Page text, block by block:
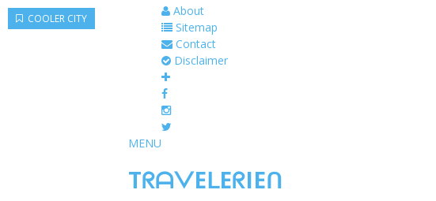
About
Sitemap
Contact
Disclaimer
MENU
TᖇᗩᐯEᒪEᖇIEᑎ
COOLER CITY